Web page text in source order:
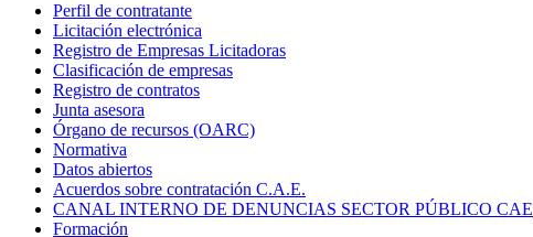
Perfil de contratante
Licitación electrónica
Registro de Empresas Licitadoras
Clasificación de empresas
Registro de contratos
Junta asesora
Órgano de recursos (OARC)
Normativa
Datos abiertos
Acuerdos sobre contratación C.A.E.
CANAL INTERNO DE DENUNCIAS SECTOR PÚBLICO CAE
Formación